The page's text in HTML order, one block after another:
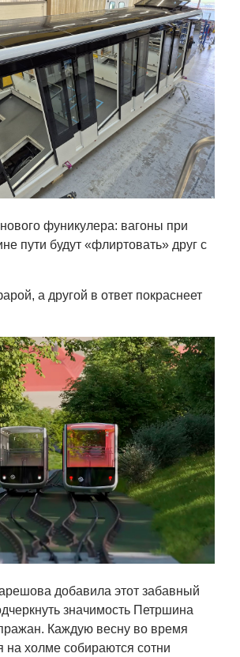
фуникулера: вагоны при
пути будут «флиртовать» друг с
а другой в ответ покраснеет
добавила этот забавный
значимость Петршина
Каждую весну во время
на холме собираются сотни